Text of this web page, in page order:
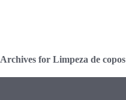
Archives for Limpeza de copos